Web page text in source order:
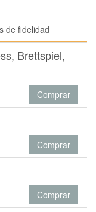
de fidelidad
Brettspiel,
Comprar
Comprar
Comprar